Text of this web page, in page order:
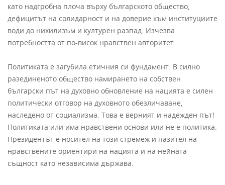
като надгробна плоча върху българското общество,
дефицитът на солидарност и на доверие към институциите
води до нихилизъм и културен разпад. Изчезва
потребността от по-висок нравствен авторитет.
Политиката е загубила етичния си фундамент. В силно
разединеното общество намирането на собствен
български път на духовно обновление на нацията е силен
политически отговор на духовното обезличаване,
наследено от социализма. Това е верният и надежден път!
Политиката или има нравствени основи или не е политика.
Президентът е носител на този стремеж и пазител на
нравствените ориентири на нацията и на нейната
същност като независима държава.